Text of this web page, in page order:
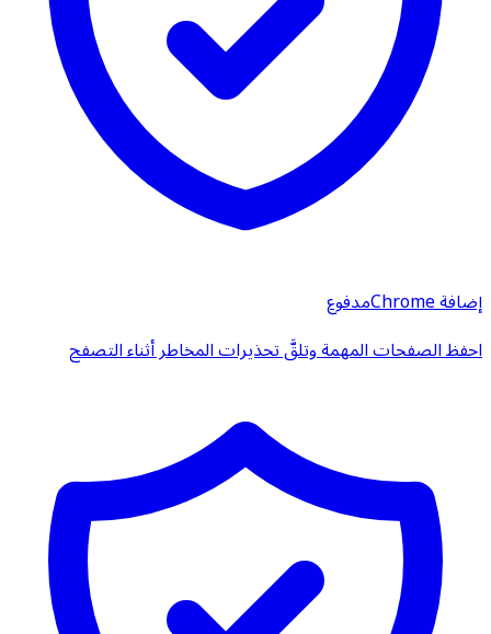
إضافة Chrome
مدفوع
احفظ الصفحات المهمة وتلقَّ تحذيرات المخاطر أثناء التصفح